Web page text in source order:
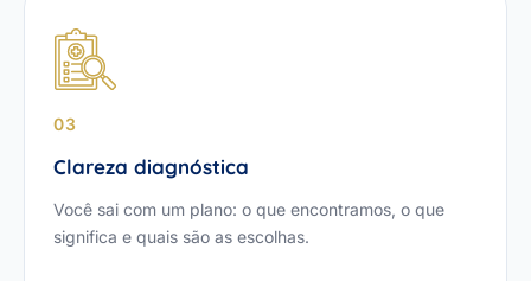
03
Clareza diagnóstica
Você sai com um plano: o que encontramos, o que
significa e quais são as escolhas.